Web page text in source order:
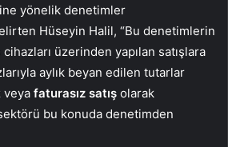
yönelik denetimler
Hüseyin Halil, “Bu denetimlerin
cihazları üzerinden yapılan satışlara
aylık beyan edilen tutarlar
veya faturasız satış olarak
bu konuda denetimden